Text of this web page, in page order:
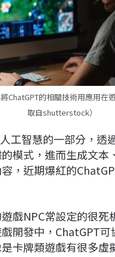
ChatGPT的相關技術用應用在
取自shutterstock）
工智慧的一部分，透
模式，進而生成文本
，近期爆紅的
戲NPC常設定的很死
開發中，ChatGPT
卡牌類遊戲有很多虛